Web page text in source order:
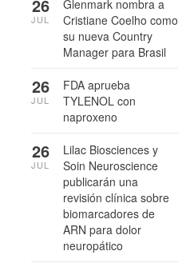
Glenmark nombra a
Cristiane Coelho como
su nueva Country
Manager para Brasil
26
JUL
FDA aprueba
TYLENOL con
naproxeno
26
JUL
Lilac Biosciences y
Soin Neuroscience
publicarán una
revisión clínica sobre
biomarcadores de
ARN para dolor
neuropático
26
JUL